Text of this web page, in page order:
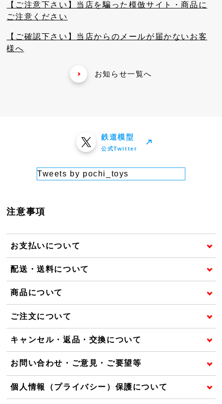
【ご注意下さい】当店を騙った模倣サイト・商品に
ご注意ください
【ご確認下さい】当店からのメールが届かないお客
様へ
お知らせ一覧へ
鉄道模型
公式Twitter
Tweets by pochi_toys
注意事項
お支払いについて
配送・送料について
商品について
ご注文について
キャンセル・返品・交換について
お問い合わせ・ご意見・ご要望等
個人情報（プライバシー）保護について